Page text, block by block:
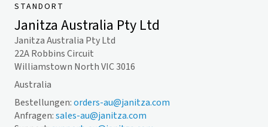
STANDORT
Janitza Australia Pty Ltd
Janitza Australia Pty Ltd
22A Robbins Circuit
Williamstown North VIC 3016
Australia
Bestellungen:orders-au@janitza.com
Anfragen:sales-au@janitza.com